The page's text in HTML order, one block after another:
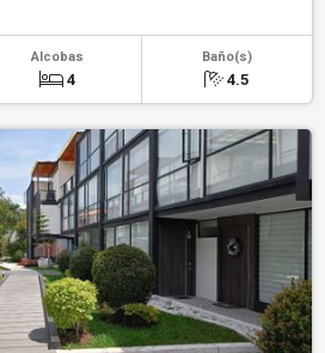
Alcobas
4
Baño(s)
4.5